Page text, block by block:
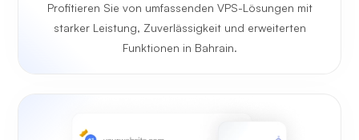
Profitieren Sie von umfassenden VPS-Lösungen mit
starker Leistung, Zuverlässigkeit und erweiterten
Funktionen in Bahrain.